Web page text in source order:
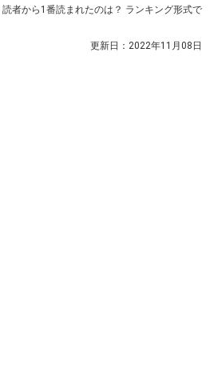
者から1番読まれたのは？ ランキング形式で
更新日： 2022年11月08日